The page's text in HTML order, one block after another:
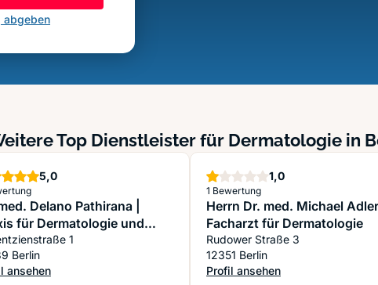
abgeben
Top Dienstleister für Dermatologie in
5,0Sterne
Delano Pathirana |
für Dermatologie und
1
Berlin
ansehenDelano Pathirana | Praxis für Dermatologie und Chirurgie
1,0Stern
1 Bewertung
Herrn Dr. med. Michael Adler
Facharzt für Dermatologie
Rudower Straße 3
12351 Berlin
Profil ansehen
: Herrn Dr. med. Michael Adler